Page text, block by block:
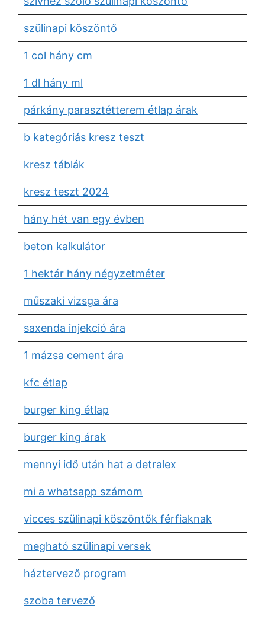
szülinapi köszöntő
1 col hány cm
1 dl hány ml
párkány parasztétterem étlap árak
b kategóriás kresz teszt
kresz táblák
kresz teszt 2024
hány hét van egy évben
beton kalkulátor
1 hektár hány négyzetméter
műszaki vizsga ára
saxenda injekció ára
1 mázsa cement ára
kfc étlap
burger king étlap
burger king árak
mennyi idő után hat a detralex
mi a whatsapp számom
vicces szülinapi köszöntők férfiaknak
megható szülinapi versek
háztervező program
szoba tervező